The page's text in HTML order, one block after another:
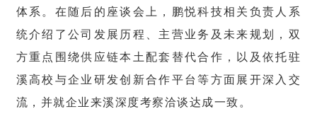
体系。在随后的座谈会上，鹏悦科技相关负责人系
统介绍了公司发展历程、主营业务及未来规划，双
方重点围绕供应链本土配套替代合作，以及依托驻
溪高校与企业研发创新合作平台等方面展开深入交
流，并就企业来溪深度考察洽谈达成一致。